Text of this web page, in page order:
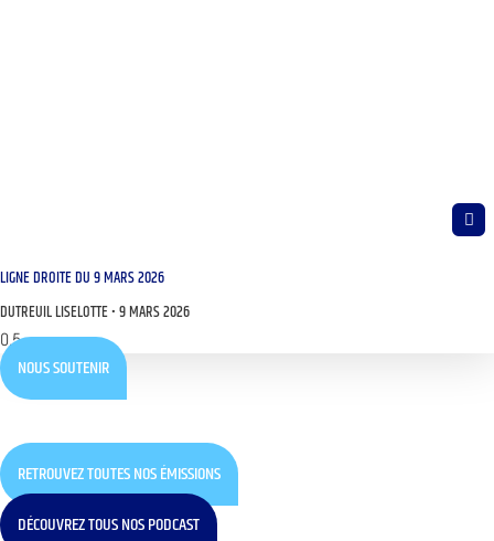
LIGNE DROITE DU 9 MARS 2026
DUTREUIL LISELOTTE 9 MARS 2026
NOUS SOUTENIR
RETROUVEZ TOUTES NOS ÉMISSIONS
DÉCOUVREZ TOUS NOS PODCAST